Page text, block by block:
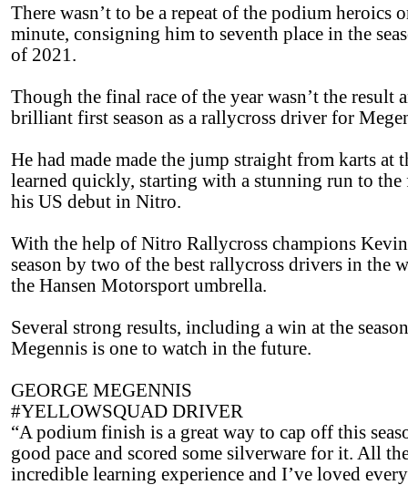
There wasn’t to be a repeat of the podium heroics
minute, consigning him to seventh place in the
of 2021.
Though the final race of the year wasn’t the result
brilliant first season as a rallycross driver for
He had made made the jump straight from karts
learned quickly, starting with a stunning run to
his US debut in Nitro.
With the help of Nitro Rallycross champions
season by two of the best rallycross drivers in the
the Hansen Motorsport umbrella.
Several strong results, including a win at the
Megennis is one to watch in the future.
GEORGE MEGENNIS
#YELLOWSQUAD DRIVER
“A podium finish is a great way to cap off this
good pace and scored some silverware for it. All
incredible learning experience and I’ve loved